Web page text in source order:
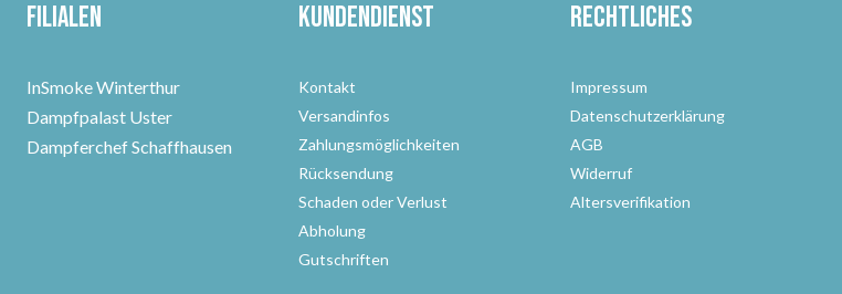
Filialen
InSmoke Winterthur
Dampfpalast Uster
Dampferchef Schaffhausen
Kundendienst
Kontakt
Versandinfos
Zahlungsmöglichkeiten
Rücksendung
Schaden oder Verlust
Abholung
Gutschriften
Rechtliches
Impressum
Datenschutzerklärung
AGB
Widerruf
Altersverifikation